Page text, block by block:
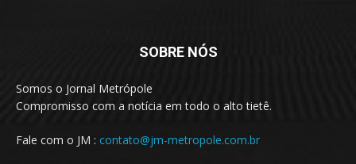
SOBRE NÓS
Somos o Jornal Metrópole
Compromisso com a notícia em todo o alto tietê.
Fale com o JM : contato@jm-metropole.com.br